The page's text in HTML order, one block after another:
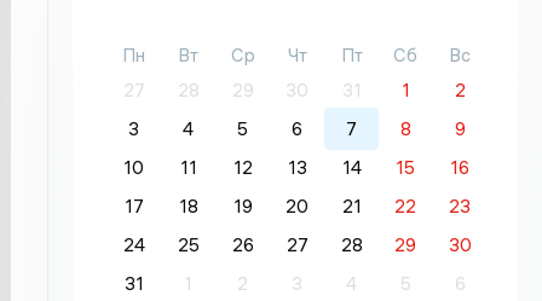
Пн Вт Ср Чт Пт Сб
Вс
27
28 29 30 31 1
2
3
4 5 6 7 8
9
10
11 12 13 14 15
16
17
18 19 20 21 22
23
24
25 26 27 28 29
30
31
1 2 3 4 5 6